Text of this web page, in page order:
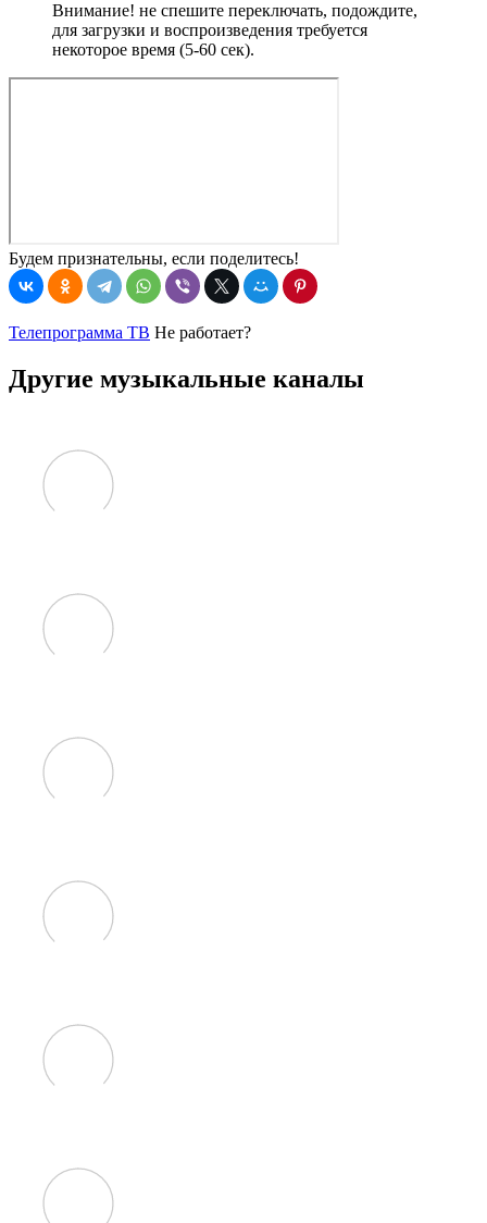
Внимание! не спешите переключать, подождите,
для загрузки и воспроизведения требуется
некоторое время (5-60 сек).
Будем признательны, если поделитесь!
Телепрограмма ТВ Не работает?
Другие музыкальные каналы